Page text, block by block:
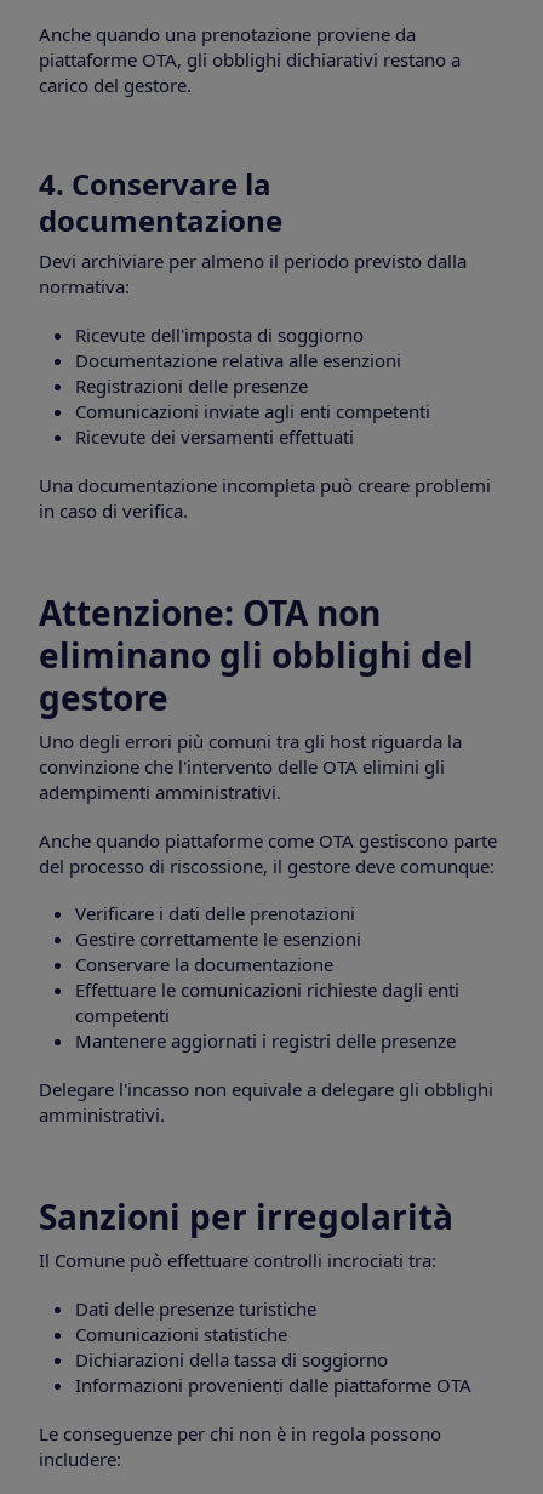
Anche quando una prenotazione proviene da
piattaforme OTA, gli obblighi dichiarativi restano a
carico del gestore.
4. Conservare la
documentazione
Devi archiviare per almeno il periodo previsto dalla
normativa:
Ricevute dell'imposta di soggiorno
Documentazione relativa alle esenzioni
Registrazioni delle presenze
Comunicazioni inviate agli enti competenti
Ricevute dei versamenti effettuati
Una documentazione incompleta può creare problemi
in caso di verifica.
Attenzione: OTA non
eliminano gli obblighi del
gestore
Uno degli errori più comuni tra gli host riguarda la
convinzione che l'intervento delle OTA elimini gli
adempimenti amministrativi.
Anche quando piattaforme come OTA gestiscono parte
del processo di riscossione, il gestore deve comunque:
Verificare i dati delle prenotazioni
Gestire correttamente le esenzioni
Conservare la documentazione
Effettuare le comunicazioni richieste dagli enti
competenti
Mantenere aggiornati i registri delle presenze
Delegare l'incasso non equivale a delegare gli obblighi
amministrativi.
Sanzioni per irregolarità
Il Comune può effettuare controlli incrociati tra:
Dati delle presenze turistiche
Comunicazioni statistiche
Dichiarazioni della tassa di soggiorno
Informazioni provenienti dalle piattaforme OTA
Le conseguenze per chi non è in regola possono
includere: